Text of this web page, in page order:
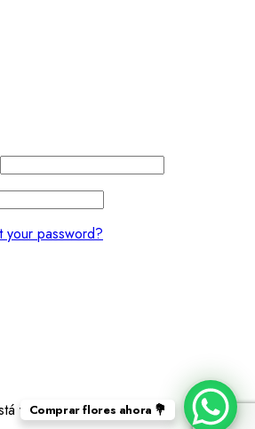
your password?
vacío
Comprar flores ahora 💐